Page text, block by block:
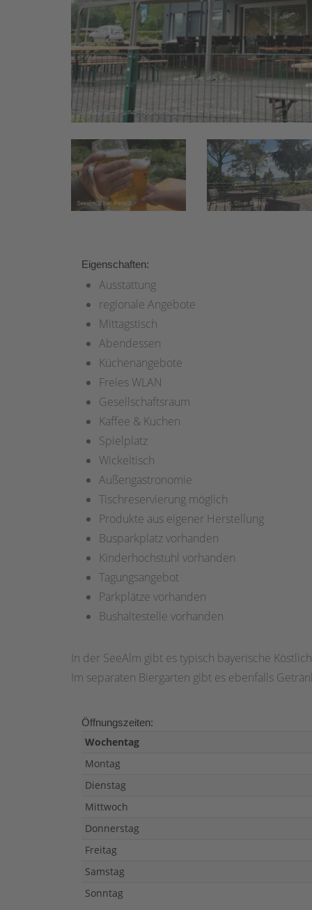
Eigenschaften:
Ausstattung
regionale Angebote
Mittagstisch
Abendessen
Küchenangebote
Freies WLAN
Gesellschaftsraum
Kaffee & Kuchen
Spielplatz
Wickeltisch
Außengastronomie
Tischreservierung möglich
Produkte aus eigener Herstellung
Busparkplatz vorhanden
Kinderhochstuhl vorhanden
Tagungsangebot
Parkplätze vorhanden
Bushaltestelle vorhanden
In der SeeAlm gibt es typisch bayerische
Im separaten Biergarten gibt es ebenfalls
Öffnungszeiten:
Wochentag
Montag
Dienstag
Mittwoch
Donnerstag
Freitag
Samstag
Sonntag